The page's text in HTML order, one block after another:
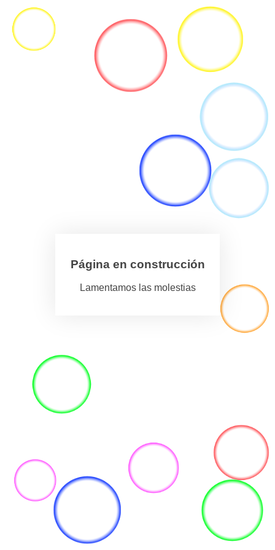
Página en construcción
Lamentamos las molestias